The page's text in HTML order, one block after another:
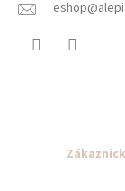
Přejít